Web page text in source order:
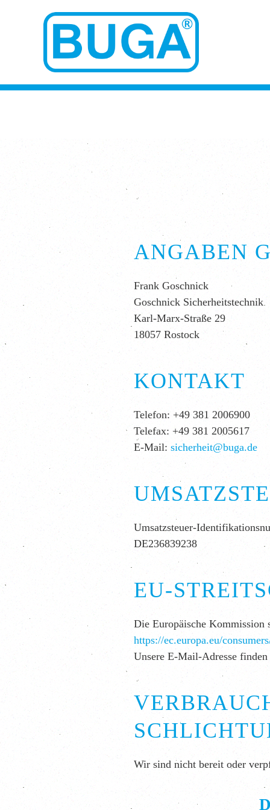
ANGABEN
Frank Goschnick
Goschnick Sicherheitstechnik
Karl-Marx-Straße 29
18057 Rostock
KONTAKT
Telefon: +49 381 2006900
Telefax: +49 381 2005617
E-Mail: sicherheit@buga.de
Umsatzsteuer-
DE236839238
EU-
Die Europäische
https://ec.europa.eu/
Unsere E-Mail-Adresse
Wir sind nicht bereit oder